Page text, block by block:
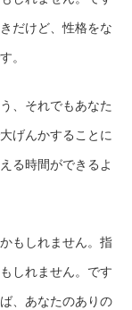
だけど、性格をな
。
、それでもあなた
げんかすることに
る時間ができるよ
もしれません。指
しれません。です
、あなたのありの